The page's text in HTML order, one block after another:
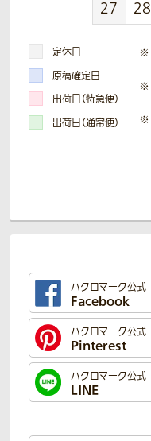
27 28
定休日
原稿確定日
出荷日（特急便）
出荷日（通常便）
ハクロマーク公式
Facebook
ハクロマーク公式
Pinterest
ハクロマーク公式
LINE